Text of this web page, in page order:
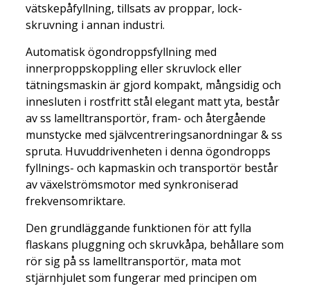
vätskepåfyllning, tillsats av proppar, lock-
skruvning i annan industri.
Automatisk ögondroppsfyllning med
innerproppskoppling eller skruvlock eller
tätningsmaskin är gjord kompakt, mångsidig och
innesluten i rostfritt stål elegant matt yta, består
av ss lamelltransportör, fram- och återgående
munstycke med självcentreringsanordningar & ss
spruta. Huvuddrivenheten i denna ögondropps
fyllnings- och kapmaskin och transportör består
av växelströmsmotor med synkroniserad
frekvensomriktare.
Den grundläggande funktionen för att fylla
flaskans pluggning och skruvkåpa, behållare som
rör sig på ss lamelltransportör, mata mot
stjärnhjulet som fungerar med principen om